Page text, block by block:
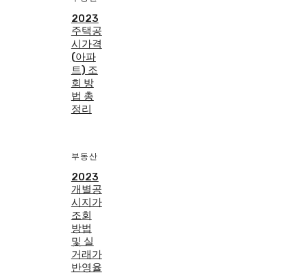
2023
주택공
시가격
(아파
트) 조
회 방
법 총
정리
부동산
2023
개별공
시지가
조회
방법
및 실
거래가
반영율